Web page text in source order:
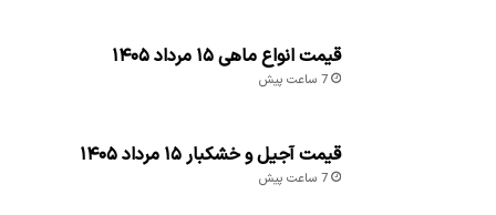
قیمت انواع ماهی ۱۵ مرداد ۱۴۰۵
7 ساعت پیش
قیمت آجیل و خشکبار ۱۵ مرداد ۱۴۰۵
7 ساعت پیش